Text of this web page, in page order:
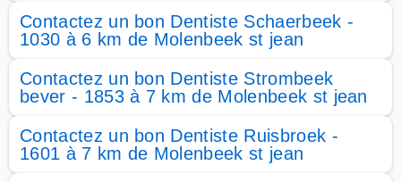
Contactez un bon Dentiste Schaerbeek -
1030 à 6 km de Molenbeek st jean
Contactez un bon Dentiste Strombeek
bever - 1853 à 7 km de Molenbeek st jean
Contactez un bon Dentiste Ruisbroek -
1601 à 7 km de Molenbeek st jean